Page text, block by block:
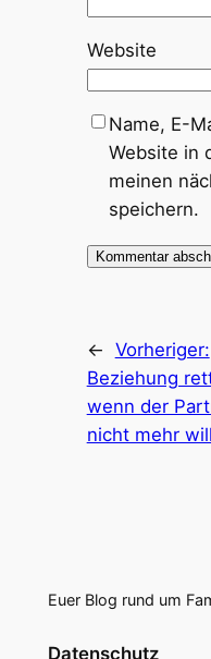
Website
Name, E-
Website in
meinen
speichern.
← Vorheriger:
Beziehung
wenn der
nicht mehr will
Euer Blog rund um
Datenschutz